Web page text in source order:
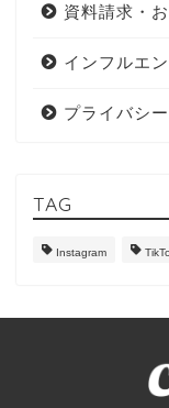
資料請求・
インフルエ
プライバシ
TAG
Instagram